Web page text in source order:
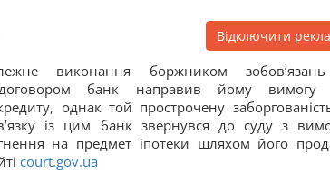
Відключити
виконання боржником
банк направив йому вимогу
однак той прострочену
із цим банк звернувся до суду з
на предмет іпотеки шляхом його
court.gov.ua